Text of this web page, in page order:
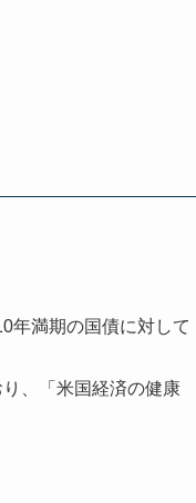
年満期の国債に対して
、「米国経済の健康